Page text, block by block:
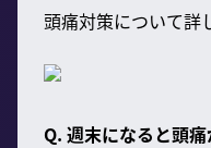
頭痛対策について詳
Q. 週末になると頭